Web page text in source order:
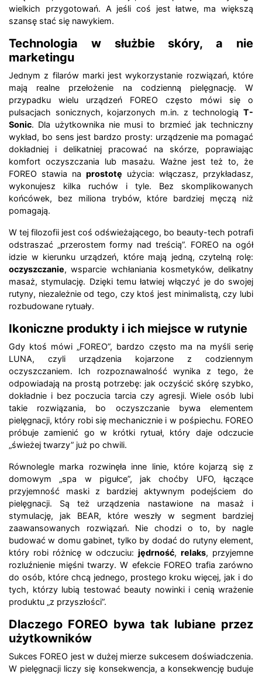
wielkich przygotowań. A jeśli coś jest łatwe, ma większą
szansę stać się nawykiem.
Technologia w służbie skóry, a nie
marketingu
Jednym z filarów marki jest wykorzystanie rozwiązań, które
mają realne przełożenie na codzienną pielęgnację. W
przypadku wielu urządzeń FOREO często mówi się o
pulsacjach sonicznych, kojarzonych m.in. z technologią T-
Sonic. Dla użytkownika nie musi to brzmieć jak techniczny
wykład, bo sens jest bardzo prosty: urządzenie ma pomagać
dokładniej i delikatniej pracować na skórze, poprawiając
komfort oczyszczania lub masażu. Ważne jest też to, że
FOREO stawia na prostotę użycia: włączasz, przykładasz,
wykonujesz kilka ruchów i tyle. Bez skomplikowanych
końcówek, bez miliona trybów, które bardziej męczą niż
pomagają.
W tej filozofii jest coś odświeżającego, bo beauty-tech potrafi
odstraszać „przerostem formy nad treścią”. FOREO na ogół
idzie w kierunku urządzeń, które mają jedną, czytelną rolę:
oczyszczanie, wsparcie wchłaniania kosmetyków, delikatny
masaż, stymulację. Dzięki temu łatwiej włączyć je do swojej
rutyny, niezależnie od tego, czy ktoś jest minimalistą, czy lubi
rozbudowane rytuały.
Ikoniczne produkty i ich miejsce w rutynie
Gdy ktoś mówi „FOREO”, bardzo często ma na myśli serię
LUNA, czyli urządzenia kojarzone z codziennym
oczyszczaniem. Ich rozpoznawalność wynika z tego, że
odpowiadają na prostą potrzebę: jak oczyścić skórę szybko,
dokładnie i bez poczucia tarcia czy agresji. Wiele osób lubi
takie rozwiązania, bo oczyszczanie bywa elementem
pielęgnacji, który robi się mechanicznie i w pośpiechu. FOREO
próbuje zamienić go w krótki rytuał, który daje odczucie
„świeżej twarzy” już po chwili.
Równolegle marka rozwinęła inne linie, które kojarzą się z
domowym „spa w pigułce”, jak choćby UFO, łączące
przyjemność maski z bardziej aktywnym podejściem do
pielęgnacji. Są też urządzenia nastawione na masaż i
stymulację, jak BEAR, które weszły w segment bardziej
zaawansowanych rozwiązań. Nie chodzi o to, by nagle
budować w domu gabinet, tylko by dodać do rutyny element,
który robi różnicę w odczuciu:jędrność,relaks, przyjemne
rozluźnienie mięśni twarzy. W efekcie FOREO trafia zarówno
do osób, które chcą jednego, prostego kroku więcej, jak i do
tych, którzy lubią testować beauty nowinki i cenią wrażenie
produktu „z przyszłości”.
Dlaczego FOREO bywa tak lubiane przez
użytkowników
Sukces FOREO jest w dużej mierze sukcesem doświadczenia.
W pielęgnacji liczy się konsekwencja, a konsekwencję buduje